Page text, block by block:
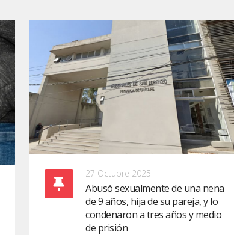
27 Octubre 2025
Abusó sexualmente de una nena
de 9 años, hija de su pareja, y lo
condenaron a tres años y medio
de prisión